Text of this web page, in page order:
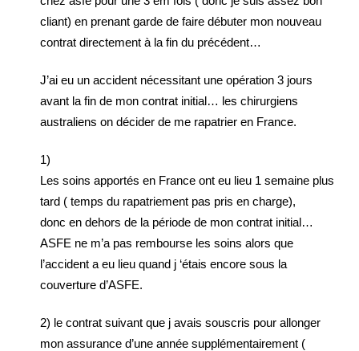
cliant) en prenant garde de faire débuter mon nouveau
contrat directement à la fin du précédent…
J’ai eu un accident nécessitant une opération 3 jours
avant la fin de mon contrat initial… les chirurgiens
australiens on décider de me rapatrier en France.
1)
Les soins apportés en France ont eu lieu 1 semaine plus
tard ( temps du rapatriement pas pris en charge),
donc en dehors de la période de mon contrat initial…
ASFE ne m’a pas rembourse les soins alors que
l’accident a eu lieu quand j ‘étais encore sous la
couverture d’ASFE.
2) le contrat suivant que j avais souscris pour allonger
mon assurance d’une année supplémentairement (